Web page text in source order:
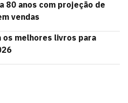
80 anos com projeção de
vendas
os melhores livros para